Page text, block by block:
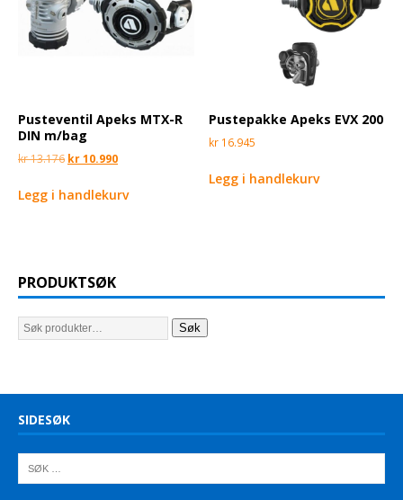
Pusteventil Apeks MTX-R
DIN m/bag
kr13.176 kr10.990
Legg i handlekurv
Pustepakke Apeks EVX 200
kr 16.945
Legg i handlekurv
PRODUKTSØK
Søk
SIDESØK